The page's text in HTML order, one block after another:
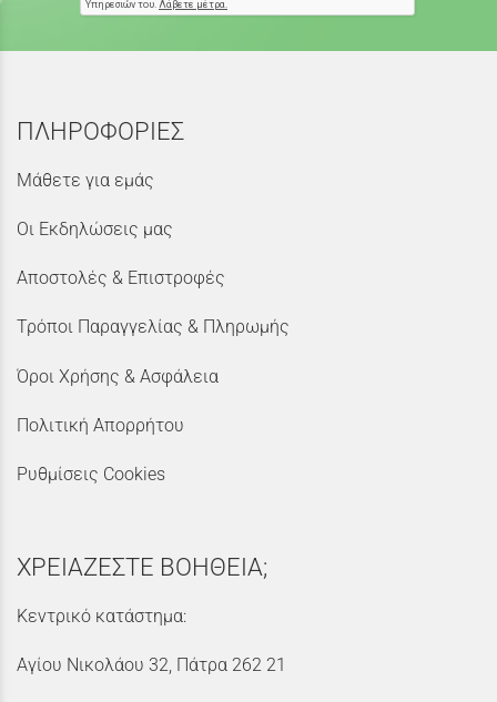
ΠΛΗΡΟΦΟΡΙΕΣ
Μάθετε για εμάς
Οι Εκδηλώσεις μας
Αποστολές & Επιστροφές
Τρόποι Παραγγελίας & Πληρωμής
Όροι Χρήσης & Ασφάλεια
Πολιτική Απορρήτου
Ρυθμίσεις Cookies
ΧΡΕΙΑΖΕΣΤΕ ΒΟΗΘΕΙΑ;
Κεντρικό κατάστημα:
Αγίου Νικολάου 32, Πάτρα 262 21